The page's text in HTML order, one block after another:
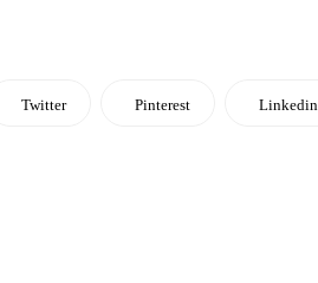
Twitter Pinterest Linkedin